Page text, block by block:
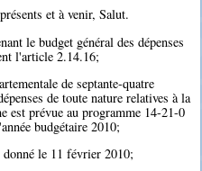
et à venir, Salut.
le budget général des dépenses
l'article 2.14.16;
de septante-quatre
de toute nature relatives à la
est prévue au programme 14-21-0
budgétaire 2010;
le 11 février 2010;